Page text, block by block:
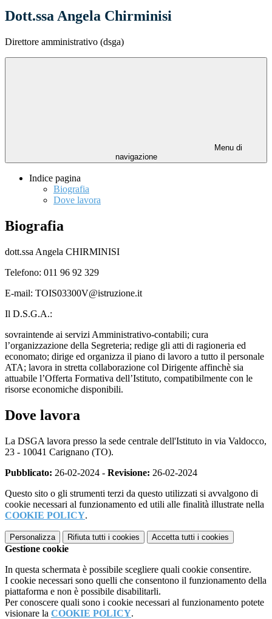
Dott.ssa Angela Chirminisi
Direttore amministrativo (dsga)
Menu di
navigazione
Indice pagina
Biografia
Dove lavora
Biografia
dott.ssa Angela CHIRMINISI
Telefono: 011 96 92 329
E-mail: TOIS03300V@istruzione.it
Il D.S.G.A.:
sovraintende ai servizi Amministrativo-contabili; cura
l’organizzazione della Segreteria; redige gli atti di ragioneria ed
economato; dirige ed organizza il piano di lavoro a tutto il personale
ATA; lavora in stretta collaborazione col Dirigente affinchè sia
attuabile l’Offerta Formativa dell’Istituto, compatibilmente con le
risorse economiche disponibili.
Dove lavora
La DSGA lavora presso la sede centrale dell'Istituto in via Valdocco,
23 - 10041 Carignano (TO).
Pubblicato: 26-02-2024 - Revisione: 26-02-2024
Questo sito o gli strumenti terzi da questo utilizzati si avvalgono di
cookie necessari al funzionamento ed utili alle finalità illustrate nella
COOKIE POLICY.
Personalizza Rifiuta tutti i cookies Accetta tutti i cookies
Gestione cookie
In questa schermata è possibile scegliere quali cookie consentire.
I cookie necessari sono quelli che consentono il funzionamento della
piattaforma e non è possibile disabilitarli.
Per conoscere quali sono i cookie necessari al funzionamento potete
visionare la COOKIE POLICY.